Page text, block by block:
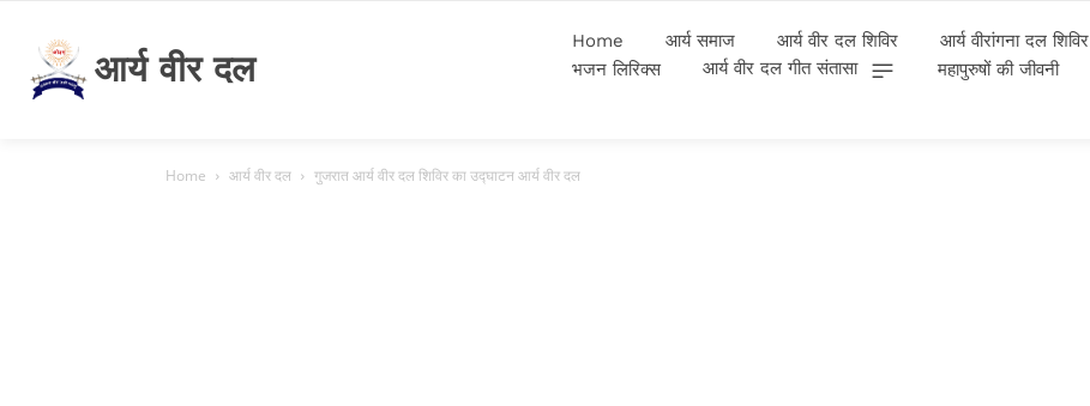
आर्य वीर दल
Home आर्य समाज आर्य वीर दल शिविर आर्य वीरांगना दल शिविर
भजन लिरिक्स
आर्य वीर दल गीत संतासा महापुरुषों की जीवनी
Home आर्य वीर दल गुजरात आर्य वीर दल शिविर का उद्घाटन आर्य वीर दल